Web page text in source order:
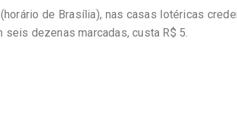
de Brasília), nas casas lotéricas
dezenas marcadas, custa R$ 5.